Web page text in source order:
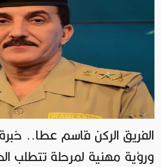
الفريق الركن قاسم عطا..
ورؤية مهنية لمرحلة تتطلب